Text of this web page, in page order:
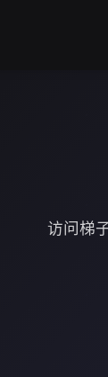
访问梯